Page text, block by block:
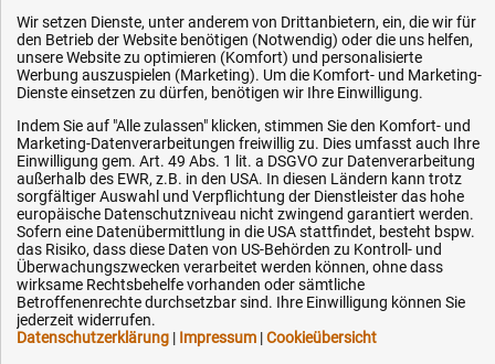
AGB / Widerrufsrecht
Datenschutz
Impressum
OEM-Ersatzteile
Technik-Hilfe
Downloads
Kontakt
Ihre Hytec-Hydraulik Vorteile
Schneller Versand, meist am selben Tag
Wir setzen Dienste, unter anderem von Drittanbietern, ein, die wir für
den Betrieb der Website benötigen (Notwendig) oder die uns helfen,
unsere Website zu optimieren (Komfort) und personalisierte
Werbung auszuspielen (Marketing). Um die Komfort- und Marketing-
Dienste einsetzen zu dürfen, benötigen wir Ihre Einwilligung.
Indem Sie auf "Alle zulassen" klicken, stimmen Sie den Komfort- und
Marketing-Datenverarbeitungen freiwillig zu. Dies umfasst auch Ihre
Einwilligung gem. Art. 49 Abs. 1 lit. a DSGVO zur Datenverarbeitung
außerhalb des EWR, z.B. in den USA. In diesen Ländern kann trotz
sorgfältiger Auswahl und Verpflichtung der Dienstleister das hohe
europäische Datenschutzniveau nicht zwingend garantiert werden.
Sofern eine Datenübermittlung in die USA stattfindet, besteht bspw.
das Risiko, dass diese Daten von US-Behörden zu Kontroll- und
Überwachungszwecken verarbeitet werden können, ohne dass
wirksame Rechtsbehelfe vorhanden oder sämtliche
Betroffenenrechte durchsetzbar sind. Ihre Einwilligung können Sie
jederzeit widerrufen.
Datenschutzerklärung | Impressum |Cookieübersicht